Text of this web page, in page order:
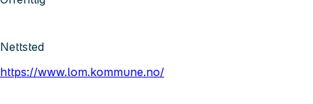
Nettsted
https://www.lom.kommune.no/